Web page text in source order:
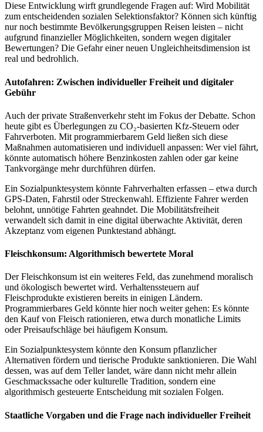
Diese Entwicklung wirft grundlegende Fragen auf: Wird Mobilität
zum entscheidenden sozialen Selektionsfaktor? Können sich künftig
nur noch bestimmte Bevölkerungsgruppen Reisen leisten – nicht
aufgrund finanzieller Möglichkeiten, sondern wegen digitaler
Bewertungen? Die Gefahr einer neuen Ungleichheitsdimension ist
real und bedrohlich.
Autofahren: Zwischen individueller Freiheit und digitaler
Gebühr
Auch der private Straßenverkehr steht im Fokus der Debatte. Schon
heute gibt es Überlegungen zu CO₂-basierten Kfz-Steuern oder
Fahrverboten. Mit programmierbarem Geld ließen sich diese
Maßnahmen automatisieren und individuell anpassen: Wer viel fährt,
könnte automatisch höhere Benzinkosten zahlen oder gar keine
Tankvorgänge mehr durchführen dürfen.
Ein Sozialpunktesystem könnte Fahrverhalten erfassen – etwa durch
GPS-Daten, Fahrstil oder Streckenwahl. Effiziente Fahrer werden
belohnt, unnötige Fahrten geahndet. Die Mobilitätsfreiheit
verwandelt sich damit in eine digital überwachte Aktivität, deren
Akzeptanz vom eigenen Punktestand abhängt.
Fleischkonsum: Algorithmisch bewertete Moral
Der Fleischkonsum ist ein weiteres Feld, das zunehmend moralisch
und ökologisch bewertet wird. Verhaltenssteuern auf
Fleischprodukte existieren bereits in einigen Ländern.
Programmierbares Geld könnte hier noch weiter gehen: Es könnte
den Kauf von Fleisch rationieren, etwa durch monatliche Limits
oder Preisaufschläge bei häufigem Konsum.
Ein Sozialpunktesystem könnte den Konsum pflanzlicher
Alternativen fördern und tierische Produkte sanktionieren. Die Wahl
dessen, was auf dem Teller landet, wäre dann nicht mehr allein
Geschmackssache oder kulturelle Tradition, sondern eine
algorithmisch gesteuerte Entscheidung mit sozialen Folgen.
Staatliche Vorgaben und die Frage nach individueller Freiheit